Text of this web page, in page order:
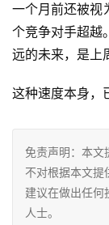
一个月前还被视
个竞争对手超
远的未来，是上
这种速度本身，
免责声明：本
不对根据本文提
建议在做出任何
人士。